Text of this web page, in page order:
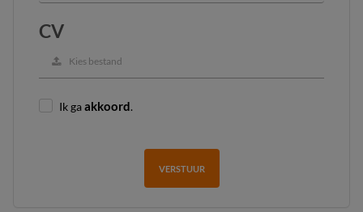
CV
Kies bestand
Ik gaakkoord.
VERSTUUR